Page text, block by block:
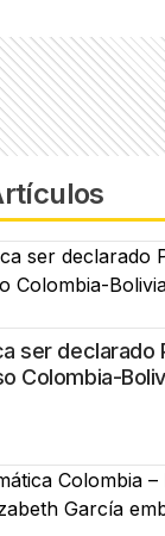
ser declarado
Colombia-